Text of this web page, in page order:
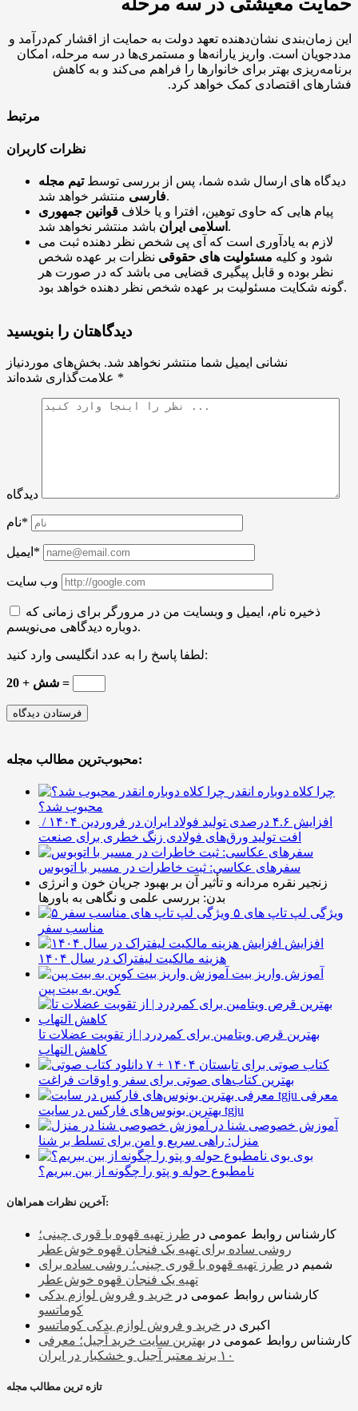
حمایت معیشتی در سه مرحله
این زمان‌بندی نشان‌دهنده تعهد دولت به حمایت از اقشار کم‌درآمد و
مددجویان است. واریز یارانه‌ها و مستمری‌ها در سه مرحله، امکان
برنامه‌ریزی بهتر برای خانوارها را فراهم می‌کند و به کاهش
فشارهای اقتصادی کمک خواهد کرد.
مرتبط
نظرات کاربران
دیدگاه های ارسال شده شما، پس از بررسی توسطتیم مجله
فارسیمنتشر خواهد شد.
پیام هایی که حاوی توهین، افترا و یا خلاف قوانین جمهوری
اسلامی ایران باشد منتشر نخواهد شد.
لازم به یادآوری است که آی پی شخص نظر دهنده ثبت می
شود و کلیه مسئولیت های حقوقی نظرات بر عهده شخص
نظر بوده و قابل پیگیری قضایی می باشد که در صورت هر
گونه شکایت مسئولیت بر عهده شخص نظر دهنده خواهد بود.
دیدگاهتان را بنویسید
نشانی ایمیل شما منتشر نخواهد شد. بخش‌های موردنیاز
*
دیدگاه
نام*
ایمیل*
وب سایت
ذخیره نام، ایمیل و وبسایت من در مرورگر برای زمانی که
دوباره دیدگاهی می‌نویسم.
لطفا پاسخ را به عدد انگلیسی وارد کنید:
شش + 20 =
محبوب‌ترین مطالب مجله:
چرا کلاه دوباره انقدر
محبوب شد؟
افزایش ۴.۶ درصدی تولید فولاد ایران در فروردین ۱۴۰۴ /
افت تولید ورق‌های فولادی زنگ خطری برای صنعت
سفرهای عکاسی: ثبت خاطرات در مسیر با اتوبوس
زنجیر نقره مردانه و تأثیر آن بر بهبود جریان خون و انرژی
بدن: بررسی علمی و نگاهی به باورها
۵ ویژگی لپ تاپ های
مناسب سفر
افزایش
هزینه مالکیت لیفتراک در سال ۱۴۰۴
آموزش واریز بیت
کوین به بیت پین
بهترین قرص ویتامین برای کمردرد | از تقویت عضلات تا
کاهش التهاب
۷ کتاب صوتی برای تابستان ۱۴۰۴ +
بهترین کتاب‌های صوتی برای سفر و اوقات فراغت
معرفی
بهترین بونوس‌های فارکس در سایت tgju
آموزش خصوصی شنا در
منزل: راهی سریع و امن برای تسلط بر شنا
بوی
نامطبوع حوله و پتو را چگونه از بین ببریم؟
آخرین نظرات همراهان:
کارشناس روابط عمومی در طرز تهیه قهوه با قوری چینی؛
روشی ساده برای تهیه یک فنجان قهوه خوش‌عطر
شمیم در طرز تهیه قهوه با قوری چینی؛ روشی ساده برای
تهیه یک فنجان قهوه خوش‌عطر
کارشناس روابط عمومی در خرید و فروش لوازم یدکی
کوماتسو
اکبری در خرید و فروش لوازم یدکی کوماتسو
کارشناس روابط عمومی در بهترین سایت خرید آجیل؛ معرفی
۱۰ برند معتبر آجیل و خشکبار در ایران
تازه ترین مطالب مجله